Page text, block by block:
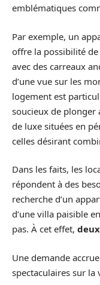
emblématiques
Par exemple, un
offre la possibilité
avec des carreaux
d’une vue sur les
logement est
soucieux de plonger
de luxe situées en
celles désirant
Dans les faits, les
répondent à des
recherche d’un
d’une villa paisible
pas. À cet effet,
Une demande
spectaculaires sur la